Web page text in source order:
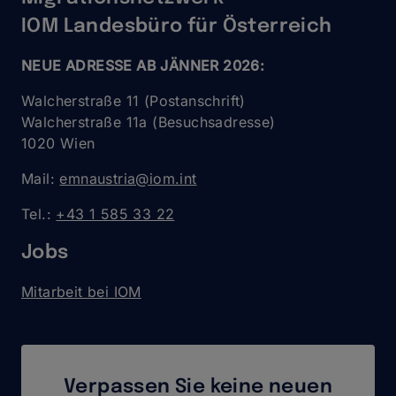
IOM Landesbüro für Österreich
NEUE ADRESSE AB JÄNNER 2026:
Walcherstraße 11 (Postanschrift)
Walcherstraße 11a (Besuchsadresse)
1020 Wien
Mail: emnaustria@iom.int
Tel.: +43 1 585 33 22
Jobs
Mitarbeit bei IOM
Verpassen Sie keine neuen